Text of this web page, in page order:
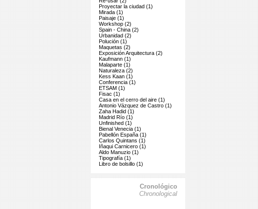
Proyectar la ciudad (1)
Mirada (1)
Paisaje (1)
Workshop (2)
Spain - China (2)
Urbanidad (2)
Polución (1)
Maquetas (2)
Exposición Arquitectura (2)
Kaufmann (1)
Malaparte (1)
Naturaleza (2)
Kess Kaan (1)
Conferencia (1)
ETSAM (1)
Fisac (1)
Casa en el cerro del aire (1)
Antonio Vázquez de Castro (1)
Zaha Hadid (1)
Madrid Río (1)
Unfinished (1)
Bienal Venecia (1)
Pabellón España (1)
Carlos Quintans (1)
Iñaqui Carnicero (1)
Aldo Manuzio (1)
Tipografía (1)
Libro de bolsillo (1)
Cronológico
Chronological